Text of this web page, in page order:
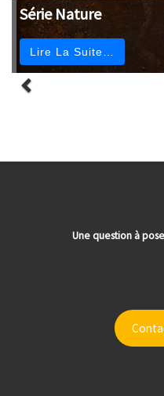
Série Nature
Lire La Suite…
Une question à